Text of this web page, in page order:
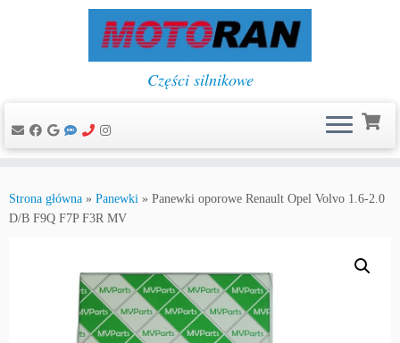
do
treści
Części silnikowe
Strona główna » Panewki » Panewki oporowe Renault Opel Volvo 1.6-2.0
D/B F9Q F7P F3R MV